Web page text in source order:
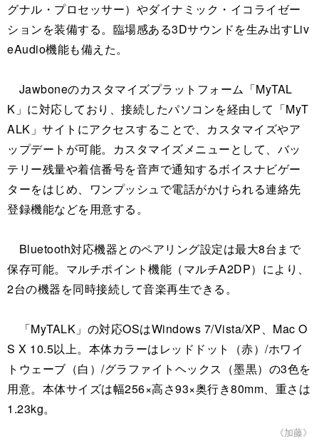
グナル・プロセッサー）やダイナミック・イコライゼー
ションを装備する。臨場感ある3Dサウンドを生み出すLiv
eAudio機能も備えた。
Jawboneのカスタマイズプラットフォーム「MyTAL
K」に対応しており、接続したパソコンを経由して「MyT
ALK」サイトにアクセスすることで、カスタマイズやア
ップデートが可能。カスタマイズメニューとして、バッ
テリー残量や着信番号を音声で通知するボイスナビゲー
ターをはじめ、ワンプッシュで電話がかけられる連絡先
登録機能などを用意する。
Bluetooth対応機器とのペアリング設定は最大8台まで
保存可能。マルチポイント機能（マルチA2DP）により、
2台の機器を同時接続して音楽再生できる。
「MyTALK」の対応OSはWindows 7/Vista/XP、Mac O
S X 10.5以上。本体カラーはレッドドット（赤）/ホワイ
トウェーブ（白）/グラファイトヘックス（墨黒）の3色を
用意。本体サイズは幅256×高さ93×奥行き80mm、重さは
1.23kg。
《加藤》